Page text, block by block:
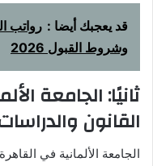
قد يعجبك أيضا : رواتب
وشروط القبول 2026
ثانيًا: الجامعة
القانون
الجامعة الألمانية في